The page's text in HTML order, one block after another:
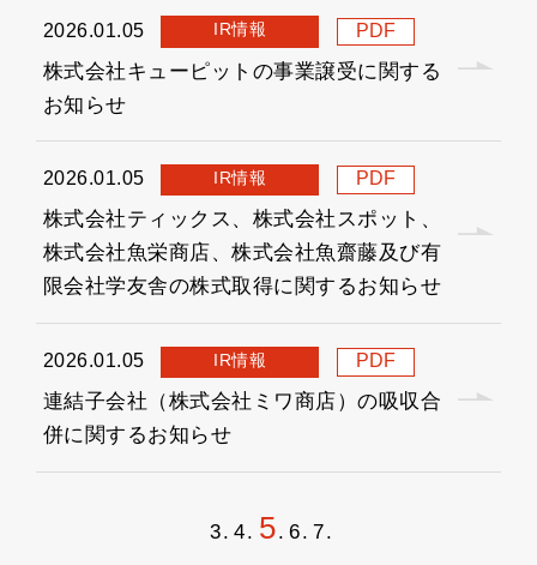
2026.01.05 IR情報 PDF
株式会社キューピットの事業譲受に関する
お知らせ
2026.01.05 IR情報 PDF
株式会社ティックス、株式会社スポット、
株式会社魚栄商店、株式会社魚齋藤及び有
限会社学友舎の株式取得に関するお知らせ
2026.01.05 IR情報 PDF
連結子会社（株式会社ミワ商店）の吸収合
併に関するお知らせ
3 4 5 6 7